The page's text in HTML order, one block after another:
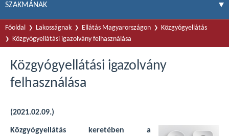
SZAKMÁNAK
Főoldal Lakosságnak Ellátás Magyarországon
Közgyógyellátás
Közgyógyellátási igazolvány felhasználása
Közgyógyellátási igazolvány
felhasználása
(2021.02.09.)
Közgyógyellátás keretében a